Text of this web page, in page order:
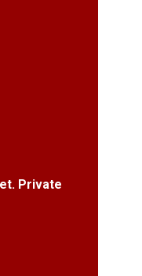
Private